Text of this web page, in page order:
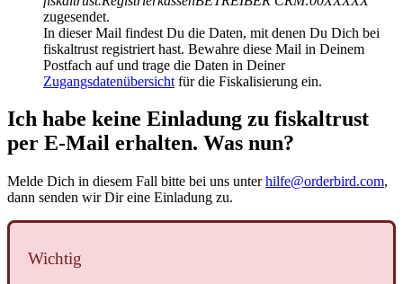
zugesendet.
In dieser Mail findest Du die Daten, mit denen Du Dich bei
fiskaltrust registriert hast. Bewahre diese Mail in Deinem
Postfach auf und trage die Daten in Deiner
Zugangsdatenübersicht für die Fiskalisierung ein.
Ich habe keine Einladung zu fiskaltrust
per E-Mail erhalten. Was nun?
Melde Dich in diesem Fall bitte bei uns unterhilfe@orderbird.com,
dann senden wir Dir eine Einladung zu.
Wichtig